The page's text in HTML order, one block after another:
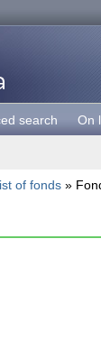
search On
of fonds »